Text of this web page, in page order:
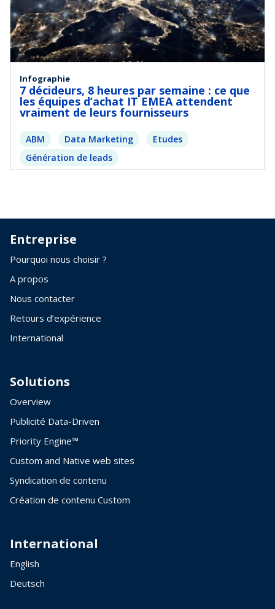
Infographie
7 décideurs, 8 heures par semaine : ce que
les équipes d’achat IT EMEA attendent
vraiment de leurs fournisseurs
ABM Data Marketing
Etudes
Génération de leads
Entreprise
Pourquoi nous choisir ?
A propos
Nous contacter
Retours d’expérience
International
Solutions
Overview
Publicité Data-Driven
Priority Engine™
Custom and Native web sites
Syndication de contenu
Création de contenu Custom
International
English
Deutsch